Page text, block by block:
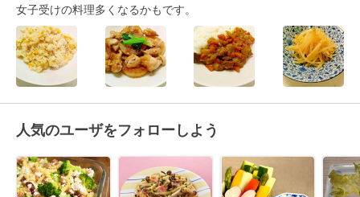
女子受けの料理多くなるかもです。
人気のユーザをフォローしよう